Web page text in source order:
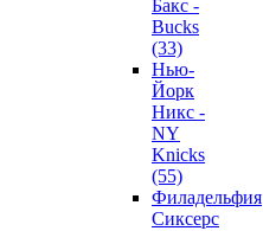
Бакс -
Bucks
(33)
Нью-
Йорк
Никс -
NY
Knicks
(55)
Филадельфия
Сиксерс